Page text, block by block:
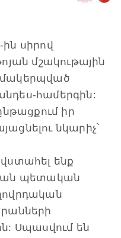
ին սիրով
մշակութային
համերգին:
իր
նկարիչ՝
ենք
պետական
Սպասվում են